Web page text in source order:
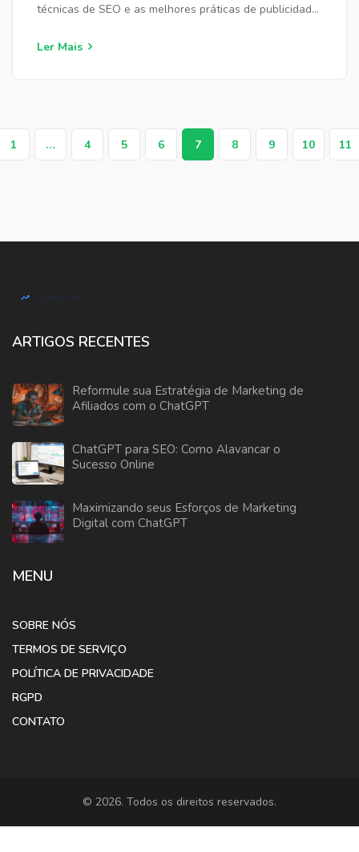
técnicas de SEO e as melhores práticas de publicidade
mundo digital.
Ler Mais
1 … 4 5 6 7 8 9 10 11
ARTIGOS RECENTES
Reformule sua Estratégia de Marketing de
Afiliados com o ChatGPT
ChatGPT para SEO: Como Alavancar o
Sucesso Online
Maximizando seus Esforços de Marketing
Digital com ChatGPT
MENU
SOBRE NÓS
TERMOS DE SERVIÇO
POLÍTICA DE PRIVACIDADE
RGPD
CONTATO
© 2026. Todos os direitos reservados.